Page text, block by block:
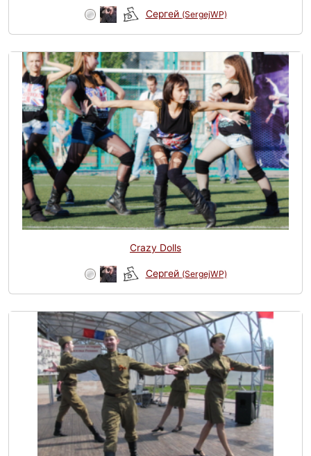
Сергей (SergejWP)
Crazy Dolls
Сергей (SergejWP)